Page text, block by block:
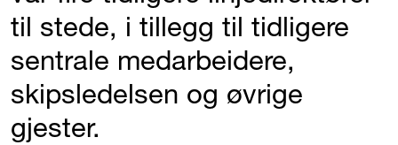
til stede, i tillegg til tidligere
sentrale medarbeidere,
skipsledelsen og øvrige
gjester.